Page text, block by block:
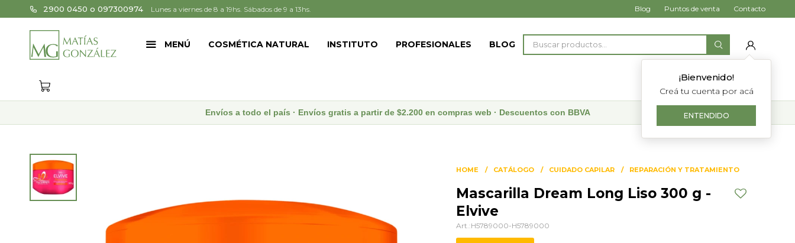
MENÚ COSMÉTICA NATURAL INSTITUTO PROFESIONALES BLOG
¡Bienvenido!
Creá tu cuenta por acá
ENTENDIDO
2900 0450 o 097300974 Lunes a viernes de 8 a 19hs. Sábados de 9 a 13hs. Blog Puntos de venta Contacto
Envíos a todo el país · Envíos gratis a partir de $2.200 en compras web · Descuentos con BBVA
HOME CATÁLOGO CUIDADO CAPILAR REPARACIÓN Y TRATAMIENTO
Mascarilla Dream Long Liso 300 g -
Elvive
H5789000-H5789000